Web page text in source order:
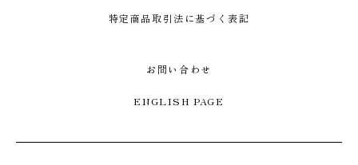
特定商品取引法に基づく表記
お問い合わせ
ENGLISH PAGE